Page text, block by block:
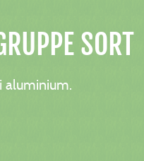
SORT
aluminium.